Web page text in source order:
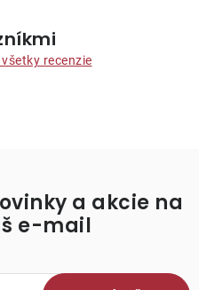
recenzie
a akcie na
e-mail